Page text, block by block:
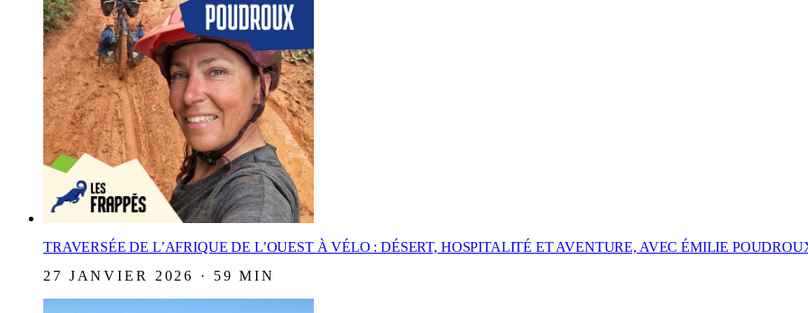
TRAVERSÉE DE L’AFRIQUE DE L’OUEST À VÉLO : DÉSERT, HOSPITALITÉ ET AVENTURE, AVEC ÉMILIE
27 JANVIER 2026 · 59 MIN